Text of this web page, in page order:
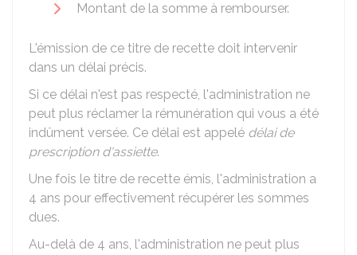
Montant de la somme à rembourser.
L'émission de ce titre de recette doit intervenir
dans un délai précis.
Si ce délai n'est pas respecté, l'administration ne
peut plus réclamer la rémunération qui vous a été
indûment versée. Ce délai est appelé délai de
prescription d'assiette.
Une fois le titre de recette émis, l'administration a
4 ans pour effectivement récupérer les sommes
dues.
Au-delà de 4 ans, l'administration ne peut plus